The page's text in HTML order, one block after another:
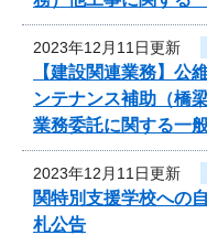
2023年12月11日更新
【建設関連業務】公
ンテナンス補助（橋
業務委託に関する一
2023年12月11日更新
関特別支援学校への
札公告